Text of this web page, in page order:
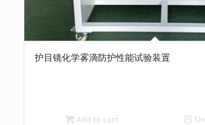
护目镜化学雾滴防护性能试验装置
Add to cart